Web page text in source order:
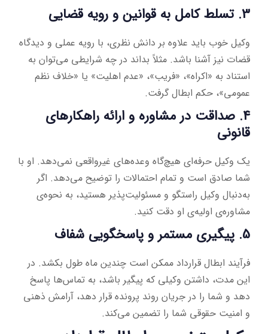
3. تسلط کامل به قوانین و رویه قضایی
وکیل خوب باید علاوه بر دانش نظری، با رویه عملی و دیدگاه
قضات نیز آشنا باشد. مثلاً بداند در چه شرایطی می‌توان به
استناد به «اکراه»، «فریب»، «عدم اهلیت» یا «خلاف نظم
عمومی»، حکم ابطال گرفت.
4. صداقت در مشاوره و ارائه راهکارهای
قانونی
یک وکیل حرفه‌ای هیچ‌گاه وعده‌های غیرواقعی نمی‌دهد. او با
شما صادق است و تمام احتمالات را توضیح می‌دهد. اگر
به‌دنبال وکیل راستگو و مسئولیت‌پذیر هستید، به نحوه‌ی
مشاوره‌ی اولیه‌ی او دقت کنید.
5. پیگیری مستمر و پاسخگویی شفاف
فرآیند ابطال قرارداد ممکن است چندین ماه طول بکشد. در
این مدت، داشتن وکیلی که پیگیر باشد، به تماس‌ها پاسخ
دهد و شما را در جریان روند پرونده قرار دهد، آرامش ذهنی
و امنیت حقوقی شما را تضمین می‌کند.